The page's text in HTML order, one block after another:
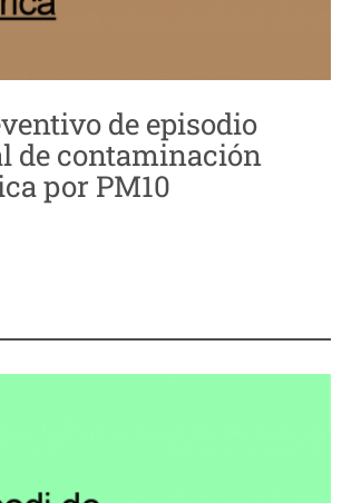
de episodio
de contaminación
por PM10